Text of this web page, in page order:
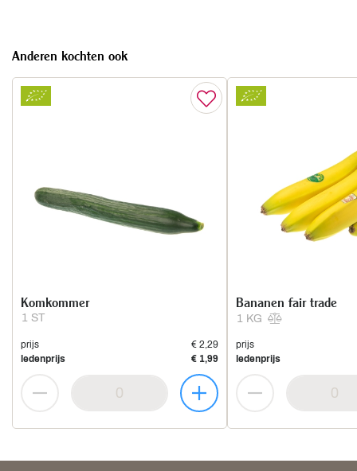
Anderen kochten ook
1 ST
Komkommer
prijs
€ 2,29
ledenprijs
€ 1,99
1 KG
Bananen fair trade
prijs
ledenprijs